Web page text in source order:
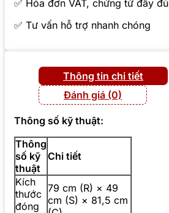
✅ Hóa đơn VAT, chứng từ đầy đủ
✅ Tư vấn hỗ trợ nhanh chóng
Thông tin chi tiết
Đánh giá (0)
Thông số kỹ thuật:
Thông
số kỹ
thuật
Chi tiết
Kích
thước
đóng
79 cm (R) × 49
cm (S) × 81,5 cm